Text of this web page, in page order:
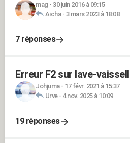
mag - 30 juin 2016 à 09:15
Aicha- 3 mars 2023 à 18:08
7 réponses
Erreur F2 sur lave-
Johjuma- 17 févr. 2021 à 15:37
Urve- 4 nov. 2025 à 10:09
19 réponses